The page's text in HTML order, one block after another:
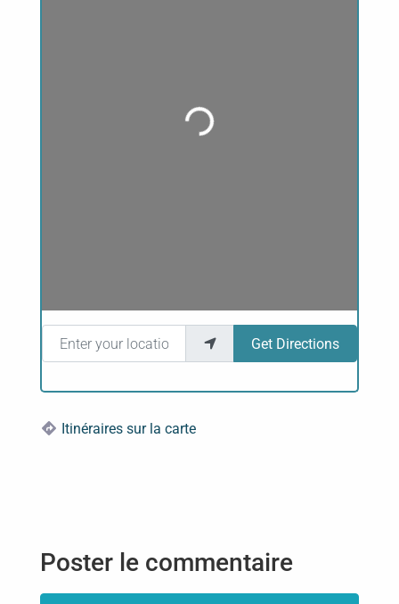
Loading...
Enter your location
Get Directions
Itinéraires sur la carte
Poster le commentaire